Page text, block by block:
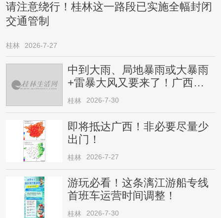
请注意绕行！桂林这一路段已实施全幅封闭
交通管制
桂林 2026-7-27
中到大雨、局地暴雨或大暴雨
+雷暴大风又要来了！广西人
请注意
桂林 2026-7-30
即将抵达广西！非必要尽量少
出门！
桂林 2026-7-27
游玩必看！这条漓江游船专线
首班车运营时间调整！
桂林 2026-7-30